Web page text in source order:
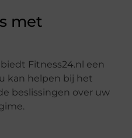
met
Fitness24.nl een
kan helpen bij het
beslissingen over uw